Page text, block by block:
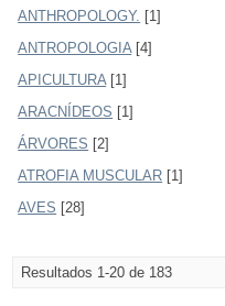
ANTHROPOLOGY. [1]
ANTROPOLOGIA [4]
APICULTURA [1]
ARACNÍDEOS [1]
ÁRVORES [2]
ATROFIA MUSCULAR [1]
AVES [28]
Resultados 1-20 de 183